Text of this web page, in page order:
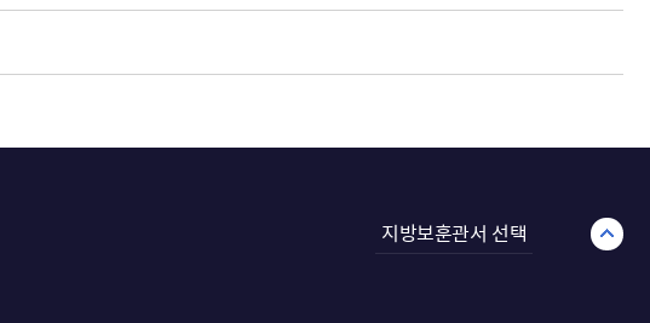
지방보훈관서 선택